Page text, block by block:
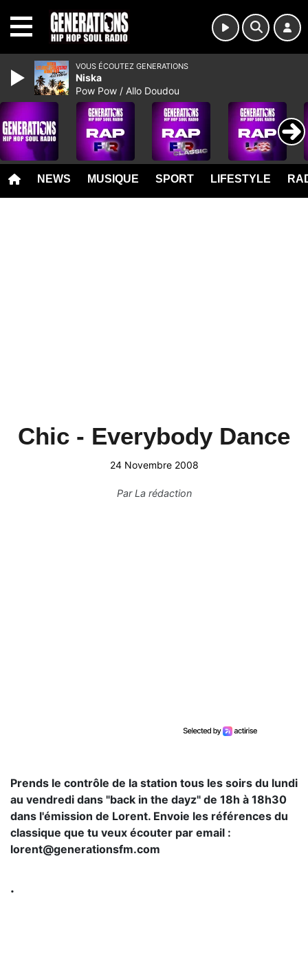
NEWS MUSIQUE SPORT LIFESTYLE
Chic - Everybody Dance
24 Novembre 2008
ParLa rédaction
Prends le contrôle de la station tous les soirs du lundi
au vendredi dans "back in the dayz" de 18h à 18h30
dans l'émission de Lorent. Envoie les références du
classique que tu veux écouter par email :
lorent@generationsfm.com
.
VOUS ÉCOUTEZ GENERATIONS
Niska
Pow Pow / Allo Doudou